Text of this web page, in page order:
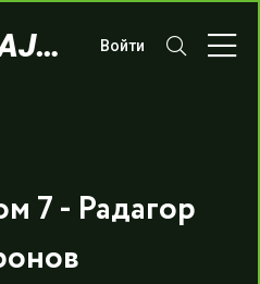
KNIGI-ONLAJN.COM Войти
7 - Радагор